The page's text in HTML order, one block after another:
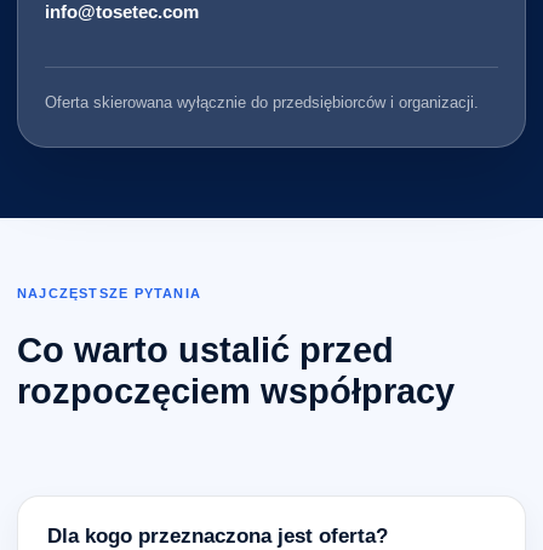
info@tosetec.com
Oferta skierowana wyłącznie do przedsiębiorców i organizacji.
NAJCZĘSTSZE PYTANIA
Co warto ustalić przed
rozpoczęciem współpracy
Dla kogo przeznaczona jest oferta?